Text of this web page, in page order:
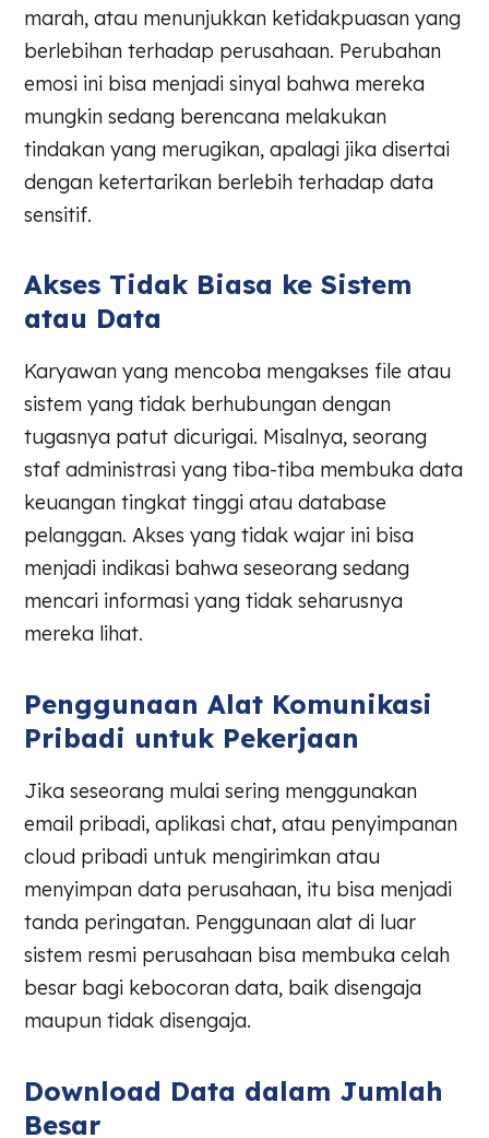
marah, atau menunjukkan ketidakpuasan yang
berlebihan terhadap perusahaan. Perubahan
emosi ini bisa menjadi sinyal bahwa mereka
mungkin sedang berencana melakukan
tindakan yang merugikan, apalagi jika disertai
dengan ketertarikan berlebih terhadap data
sensitif.
Akses Tidak Biasa ke Sistem
atau Data
Karyawan yang mencoba mengakses file atau
sistem yang tidak berhubungan dengan
tugasnya patut dicurigai. Misalnya, seorang
staf administrasi yang tiba-tiba membuka data
keuangan tingkat tinggi atau database
pelanggan. Akses yang tidak wajar ini bisa
menjadi indikasi bahwa seseorang sedang
mencari informasi yang tidak seharusnya
mereka lihat.
Penggunaan Alat Komunikasi
Pribadi untuk Pekerjaan
Jika seseorang mulai sering menggunakan
email pribadi, aplikasi chat, atau penyimpanan
cloud pribadi untuk mengirimkan atau
menyimpan data perusahaan, itu bisa menjadi
tanda peringatan. Penggunaan alat di luar
sistem resmi perusahaan bisa membuka celah
besar bagi kebocoran data, baik disengaja
maupun tidak disengaja.
Download Data dalam Jumlah
Besar